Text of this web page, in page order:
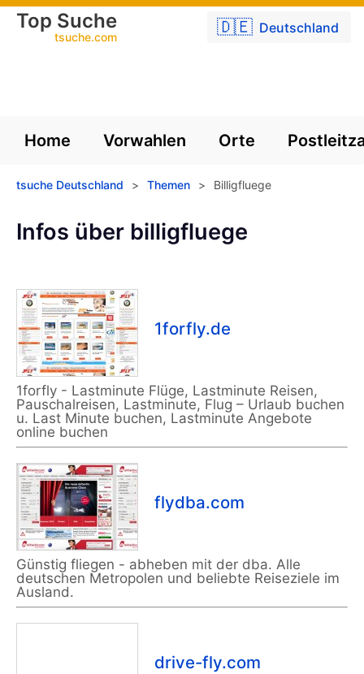
🇩🇪 Deutschland
Top Suche
tsuche.com
Home Vorwahlen Orte
tsuche Deutschland > Themen > Billigfluege
Infos über billigfluege
1forfly.de
1forfly - Lastminute Flüge, Lastminute Reisen,
Pauschalreisen, Lastminute, Flug – Urlaub buchen
u. Last Minute buchen, Lastminute Angebote
online buchen
flydba.com
Günstig fliegen - abheben mit der dba. Alle
deutschen Metropolen und beliebte Reiseziele im
Ausland.
drive-fly.com